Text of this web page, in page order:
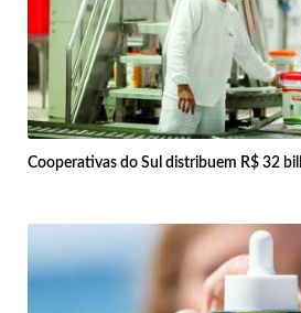
Cooperativas do Sul distribuem R$ 32